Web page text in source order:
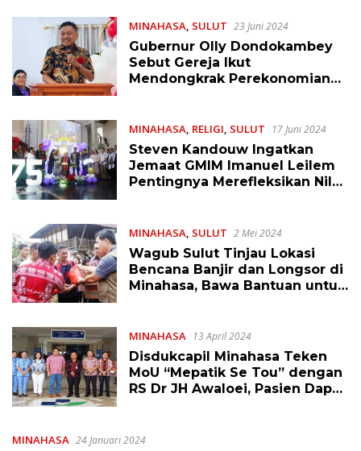
MINAHASA, SULUT 23 Juni 2024
Gubernur Olly Dondokambey
Sebut Gereja Ikut
Mendongkrak Perekonomian
MINAHASA, RELIGI, SULUT 17 Juni 2024
Steven Kandouw Ingatkan
Jemaat GMIM Imanuel Leilem
Pentingnya Merefleksikan Nilai
MINAHASA, SULUT 2 Mei 2024
Wagub Sulut Tinjau Lokasi
Bencana Banjir dan Longsor di
Minahasa, Bawa Bantuan untuk
MINAHASA 13 April 2024
Disdukcapil Minahasa Teken
MoU “Mepatik Se Tou” dengan
RS Dr JH Awaloei, Pasien Dapat
MINAHASA 24 Januari 2024